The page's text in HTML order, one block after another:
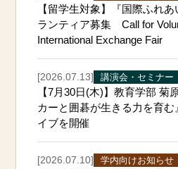
【留学生対象】『国際ふれ
ランティア募集 Call for
International Exchange Fair
[2026.07.13] 講演会・セミナー
【7月30日(木)】教育学部 菊
カーと囲碁が生きる力を育
イブを開催
[2026.07.10] 学内向けお知らせ